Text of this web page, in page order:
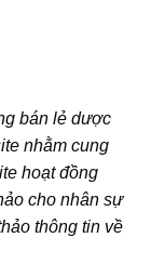
bán lẻ dược
nhằm cung
hoạt đồng
cho nhân sự
thông tin về